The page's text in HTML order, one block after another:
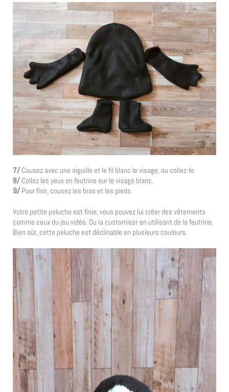
7/ Cousez avec une aiguille et le fil blanc le visage, ou collez-le.
8/ Collez les yeux en feutrine sur le visage blanc.
9/ Pour finir, cousez les bras et les pieds.
Votre petite peluche est finie, vous pouvez lui créer des vêtements
comme ceux du jeu vidéo. Ou la customiser en utilisant de la feutrine.
Bien sûr, cette peluche est déclinable en plusieurs couleurs.